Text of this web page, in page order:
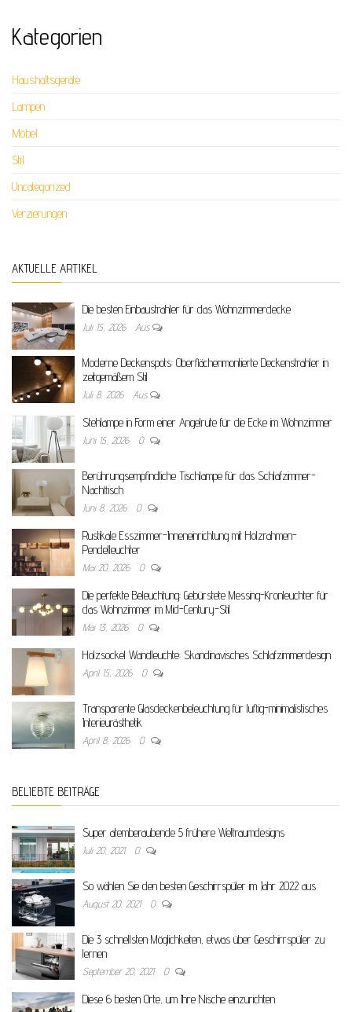
Kategorien
Haushaltsgeräte
Lampen
Möbel
Stil
Uncategorized
Verzierungen
AKTUELLE ARTIKEL
Die besten Einbaustrahler für das Wohnzimmerdecke
Juli 15, 2026 Aus
Moderne Deckenspots: Oberflächenmontierte Deckenstrahler in
zeitgemäßem Stil
Juli 8, 2026 Aus
Stehlampe in Form einer Angelrute für die Ecke im Wohnzimmer
Juni 15, 2026 0
Berührungsempfindliche Tischlampe für das Schlafzimmer-
Nachttisch
Juni 8, 2026 0
Rustikale Esszimmer-Inneneinrichtung mit Holzrahmen-
Pendelleuchter
Mai 20, 2026 0
Die perfekte Beleuchtung: Gebürstete Messing-Kronleuchter für
das Wohnzimmer im Mid-Century-Stil
Mai 13, 2026 0
Holzsockel Wandleuchte: Skandinavisches Schlafzimmerdesign
April 15, 2026 0
Transparente Glasdeckenbeleuchtung für luftig-minimalistisches
Interieurästhetik
April 8, 2026 0
BELIEBTE BEITRÄGE
Super atemberaubende 5 frühere Weltraumdesigns
Juli 20, 2021 0
So wählen Sie den besten Geschirrspüler im Jahr 2022 aus
August 20, 2021 0
Die 3 schnellsten Möglichkeiten, etwas über Geschirrspüler zu
lernen
September 20, 2021 0
Diese 6 besten Orte, um Ihre Nische einzurichten